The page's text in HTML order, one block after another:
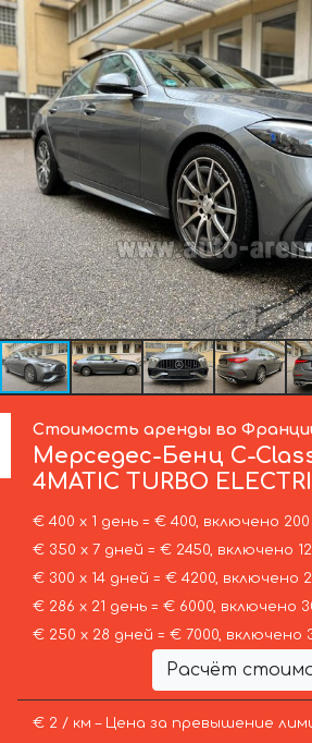
Стоимость аренды во
Мерседес-Бенц C-
4MATIC TURBO
€ 400 х 1 день = € 400, включено 200
€ 350 х 7 дней = € 2450, включено
€ 300 х 14 дней = € 4200, включено
€ 286 х 21 день = € 6000, включено
€ 250 х 28 дней = € 7000, включено
Расчёт
€ 2 / км – Цена за превышение